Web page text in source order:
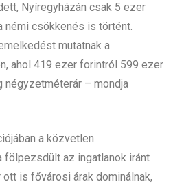
Nyíregyházán csak 5 ezer
némi csökkenés is történt.
mutatnak a
ahol 419 ezer forintról 599 ezer
négyzetméterár – mondja
a közvetlen
fölpezsdült az ingatlanok iránt
is fővárosi árak dominálnak,